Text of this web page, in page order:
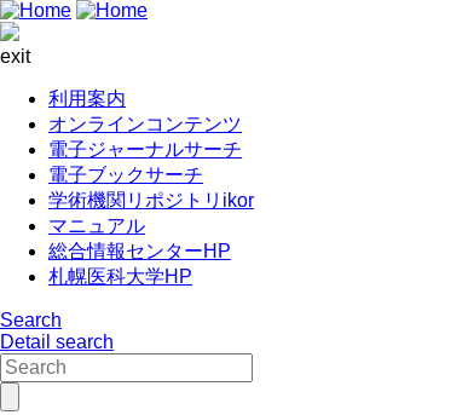
exit
利用案内
オンラインコンテンツ
電子ジャーナルサーチ
電子ブックサーチ
学術機関リポジトリikor
マニュアル
総合情報センターHP
札幌医科大学HP
Search
Detail search